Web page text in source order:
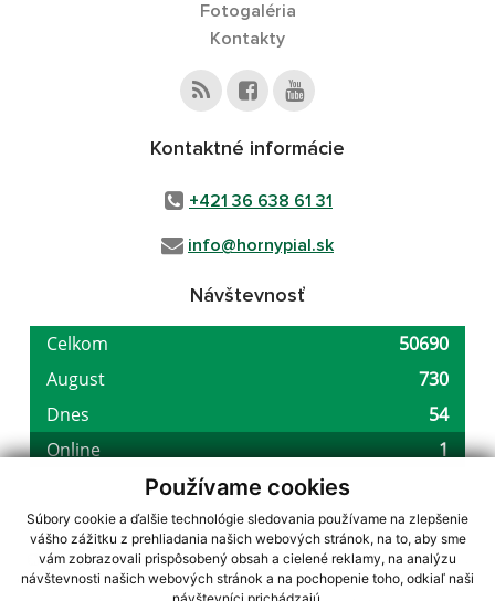
Používame cookies
Súbory cookie a ďalšie technológie sledovania používame na zlepšenie
vášho zážitku z prehliadania našich webových stránok, na to, aby sme
vám zobrazovali prispôsobený obsah a cielené reklamy, na analýzu
návštevnosti našich webových stránok a na pochopenie toho, odkiaľ naši
Fotogaléria
Kontakty
Kontaktné informácie
+421 36 638 61 31
info@hornypial.sk
Návštevnosť
využite možnosť získavania aktuálnych informácií s využitím RSS
CMS systém (redakčný) systém ECHELON 2,Mapa stránok,web portál